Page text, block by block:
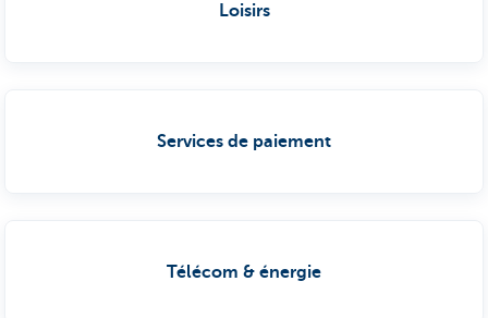
Loisirs
Services de paiement
Télécom & énergie